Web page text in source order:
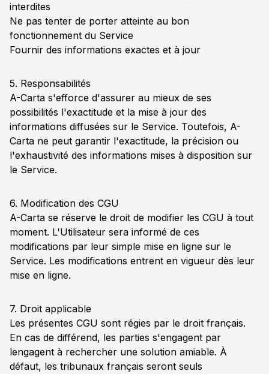
interdites
Ne pas tenter de porter atteinte au bon
fonctionnement du Service
Fournir des informations exactes et à jour
5. Responsabilités
A-Carta s'efforce d'assurer au mieux de ses
possibilités l'exactitude et la mise à jour des
informations diffusées sur le Service. Toutefois, A-
Carta ne peut garantir l'exactitude, la précision ou
l'exhaustivité des informations mises à disposition sur
le Service.
6. Modification des CGU
A-Carta se réserve le droit de modifier les CGU à tout
moment. L'Utilisateur sera informé de ces
modifications par leur simple mise en ligne sur le
Service. Les modifications entrent en vigueur dès leur
mise en ligne.
7. Droit applicable
Les présentes CGU sont régies par le droit français.
En cas de différend, les parties s'engagent par
lengagent à rechercher une solution amiable. À
défaut, les tribunaux français seront seuls